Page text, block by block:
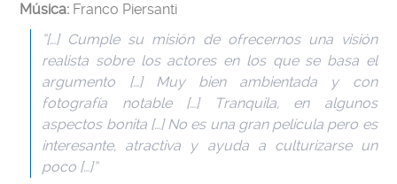
Música: Franco Piersanti
“[…] Cumple su misión de ofrecernos una visión
realista sobre los actores en los que se basa el
argumento […] Muy bien ambientada y con
fotografía notable […] Tranquila, en algunos
aspectos bonita […] No es una gran película pero es
interesante, atractiva y ayuda a culturizarse un
poco […]”